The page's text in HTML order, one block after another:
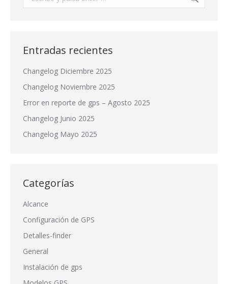
Entradas recientes
Changelog Diciembre 2025
Changelog Noviembre 2025
Error en reporte de gps – Agosto 2025
Changelog Junio 2025
Changelog Mayo 2025
Categorías
Alcance
Configuración de GPS
Detalles-finder
General
Instalación de gps